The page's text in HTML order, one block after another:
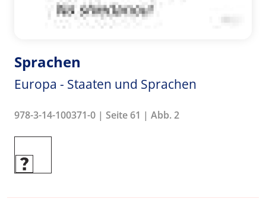
Sprachen
Europa - Staaten und Sprachen
978-3-14-100371-0 | Seite 61 | Abb. 2